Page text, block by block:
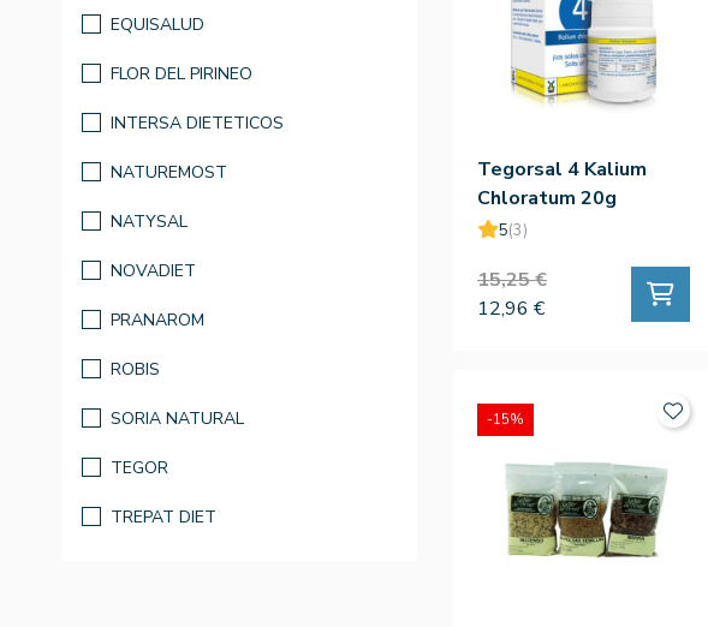
EQUISALUD
FLOR DEL PIRINEO
INTERSA DIETETICOS
NATUREMOST
NATYSAL
NOVADIET
PRANAROM
ROBIS
SORIA NATURAL
TEGOR
TREPAT DIET
Tegorsal 4 Kalium
Chloratum 20g
5(3)
15,25 €
12,96 €
-15%